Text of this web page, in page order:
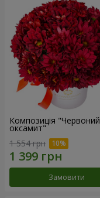
Композиція "Червоний
оксамит"
1 554 грн
Замовити